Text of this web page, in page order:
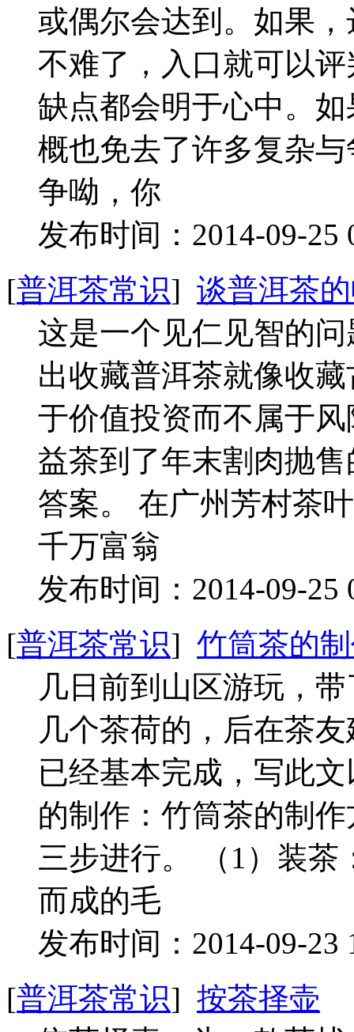
或偶尔会达到。如果
不难了，入口就可以
缺点都会明于心中。
概也免去了许多复杂
争呦，你
发布时间：2014-09-
[普洱茶常识] 谈普洱茶
这是一个见仁见智的
出收藏普洱茶就像收
于价值投资而不属于
益茶到了年末割肉抛
答案。 在广州芳村茶
千万富翁
发布时间：2014-09-
[普洱茶常识] 竹筒茶的
几日前到山区游玩，
几个茶荷的，后在茶
已经基本完成，写此
的制作：竹筒茶的制
三步进行。 （1）装
而成的毛
发布时间：2014-09-
[普洱茶常识] 按茶择壶